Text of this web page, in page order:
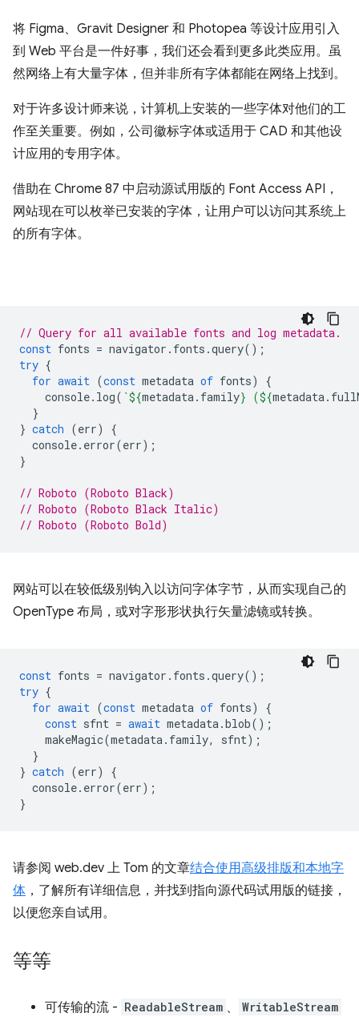
将 Figma、Gravit Designer 和 Photopea 等设计应用引入
到 Web 平台是一件好事，我们还会看到更多此类应用。虽
然网络上有大量字体，但并非所有字体都能在网络上找到。
对于许多设计师来说，计算机上安装的一些字体对他们的工
作至关重要。例如，公司徽标字体或适用于 CAD 和其他设
计应用的专用字体。
借助在 Chrome 87 中启动源试用版的 Font Access API，
网站现在可以枚举已安装的字体，让用户可以访问其系统上
的所有字体。
// Query for all available fonts and log metadata.
const fonts = navigator . fonts .query();
try {
for await (const metadata of fonts)
{
console. log( `${metadata. family} (${metadata.
}
} catch (err)
{
console. error(err);
}
// Roboto (Roboto Black)
// Roboto (Roboto Black Italic)
// Roboto (Roboto Bold)
网站可以在较低级别钩入以访问字体字节，从而实现自己的
OpenType 布局，或对字形形状执行矢量滤镜或转换。
const fonts = navigator . fonts .query();
try {
for await (const metadata of fonts)
{
const sfnt = await metadata.blob();
makeMagic(metadata. family, sfnt);
}
} catch (err)
{
console. error(err);
}
请参阅 web.dev 上 Tom 的文章结合使用高级排版和本地字
体 ，了解所有详细信息，并找到指向源代码试用版的链接，
以便您亲自试用。
等等
可传输的流 - ReadableStream 、 WritableStream